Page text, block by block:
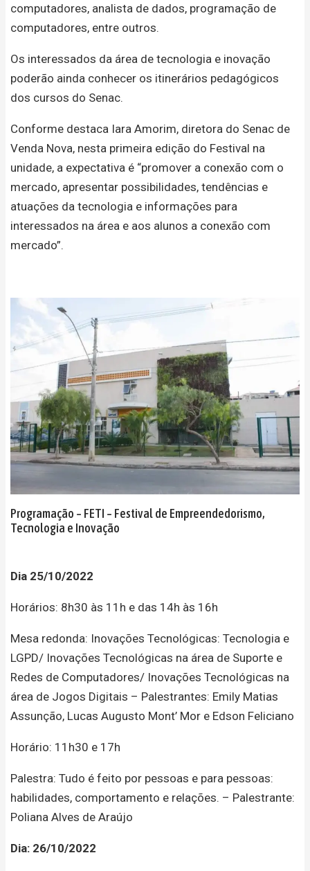
computadores, analista de dados, programação de
computadores, entre outros.
Os interessados da área de tecnologia e inovação
poderão ainda conhecer os itinerários pedagógicos
dos cursos do Senac.
Conforme destaca Iara Amorim, diretora do Senac de
Venda Nova, nesta primeira edição do Festival na
unidade, a expectativa é “promover a conexão com o
mercado, apresentar possibilidades, tendências e
atuações da tecnologia e informações para
interessados na área e aos alunos a conexão com
mercado”.
Programação – FETI – Festival de Empreendedorismo,
Tecnologia e Inovação
Dia 25/10/2022
Horários: 8h30 às 11h e das 14h às 16h
Mesa redonda: Inovações Tecnológicas: Tecnologia e
LGPD/ Inovações Tecnológicas na área de Suporte e
Redes de Computadores/ Inovações Tecnológicas na
área de Jogos Digitais – Palestrantes: Emily Matias
Assunção, Lucas Augusto Mont’ Mor e Edson Feliciano
Horário: 11h30 e 17h
Palestra: Tudo é feito por pessoas e para pessoas:
habilidades, comportamento e relações. – Palestrante:
Poliana Alves de Araújo
Dia: 26/10/2022